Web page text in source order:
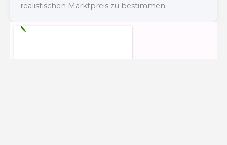
realistischen Marktpreis zu bestimmen.